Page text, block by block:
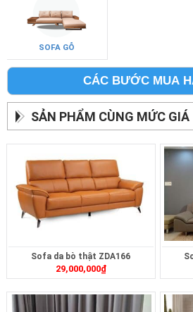
SOFA GỖ
CÁC BƯỚC MUA
SẢN PHẨM CÙNG MỨC GIÁ
Sofa da bò thật ZDA166
29,000,000₫